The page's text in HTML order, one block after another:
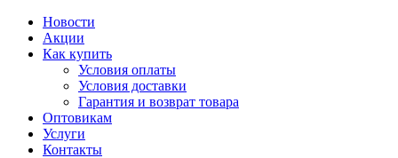
Новости
Акции
Как купить
Условия оплаты
Условия доставки
Гарантия и возврат товара
Оптовикам
Услуги
Контакты